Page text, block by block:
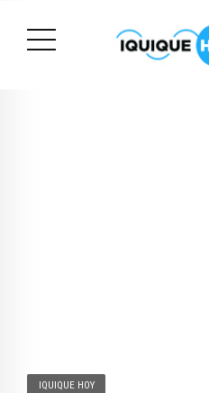
IQUIQUE HOY